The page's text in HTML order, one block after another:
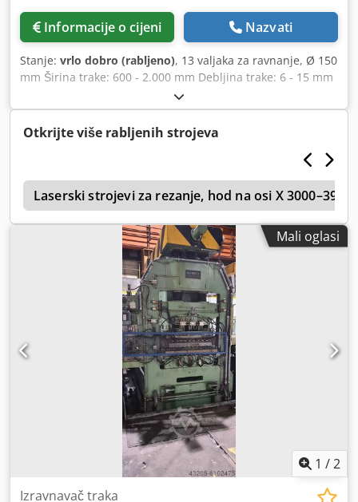
Informacije o cijeni Nazvati
Stanje: vrlo dobro (rabljeno), 13 valjaka za ravnanje, Ø 150
mm Širina trake: 600 - 2.000 mm Debljina trake: 6 - 15 mm
Vrsta: 4 hi kaseta Codpov S Ad Defx Ahqerf
Otkrijte više rabljenih strojeva
Laserski strojevi za rezanje, hod na osi X 3000–3999
Mali oglasi
1 /2
Izravnavač traka